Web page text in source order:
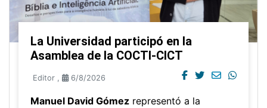
La Universidad participó en la
Asamblea de la COCTI-CICT
Editor , 6/8/2026
Manuel David Gómez representó a la